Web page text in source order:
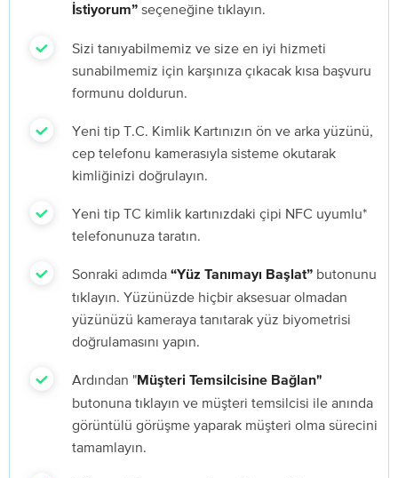
İstiyorum” seçeneğine tıklayın.
Sizi tanıyabilmemiz ve size en iyi hizmeti
sunabilmemiz için karşınıza çıkacak kısa başvuru
formunu doldurun.
Yeni tip T.C. Kimlik Kartınızın ön ve arka yüzünü,
cep telefonu kamerasıyla sisteme okutarak
kimliğinizi doğrulayın.
Yeni tip TC kimlik kartınızdaki çipi NFC uyumlu*
telefonunuza taratın.
Sonraki adımda “Yüz Tanımayı Başlat” butonunu
tıklayın. Yüzünüzde hiçbir aksesuar olmadan
yüzünüzü kameraya tanıtarak yüz biyometrisi
doğrulamasını yapın.
Ardından "Müşteri Temsilcisine Bağlan"
butonuna tıklayın ve müşteri temsilcisi ile anında
görüntülü görüşme yaparak müşteri olma sürecini
tamamlayın.